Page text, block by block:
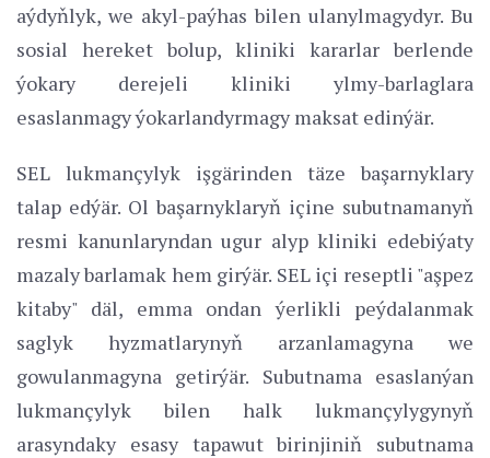
aýdyňlyk, we akyl-paýhas bilen ulanylmagydyr. Bu
sosial hereket bolup, kliniki kararlar berlende
ýokary derejeli kliniki ylmy-barlaglara
esaslanmagy ýokarlandyrmagy maksat edinýär.
SEL lukmançylyk işgärinden täze başarnyklary
talap edýär. Ol başarnyklaryň içine subutnamanyň
resmi kanunlaryndan ugur alyp kliniki edebiýaty
mazaly barlamak hem girýär. SEL içi reseptli "aşpez
kitaby" däl, emma ondan ýerlikli peýdalanmak
saglyk hyzmatlarynyň arzanlamagyna we
gowulanmagyna getirýär. Subutnama esaslanýan
lukmançylyk bilen halk lukmançylygynyň
arasyndaky esasy tapawut birinjiniň subutnama